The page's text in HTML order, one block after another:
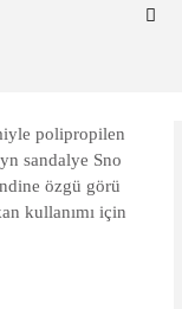
polipropilen
sandalye Sno
özgü görü
kullanımı için